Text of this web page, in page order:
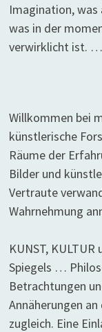
Imagination, was
was in der
verwirklicht ist. …
Willkommen bei
künstlerische
Räume der
Bilder und
Vertraute
Wahrnehmung
KUNST,
Spiegels …
Betrachtungen
Annäherungen
zugleich. Eine